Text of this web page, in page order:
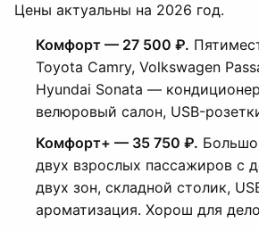
Цены актуальны на 2026 год.
Комфорт — 27 500 ₽.
Toyota Camry, Volkswagen
Hyundai Sonata —
велюровый салон, USB-
Комфорт+ — 35 750 ₽.
двух взрослых пассажиров с
двух зон, складной столик,
ароматизация. Хорош для